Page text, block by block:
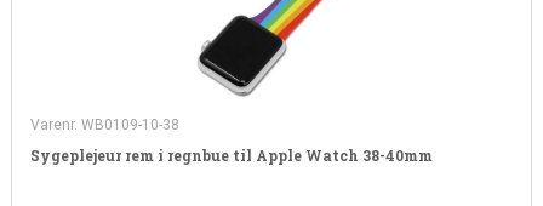
Varenr. WB0109-10-38
Sygeplejeur rem i regnbue til Apple Watch 38-40mm